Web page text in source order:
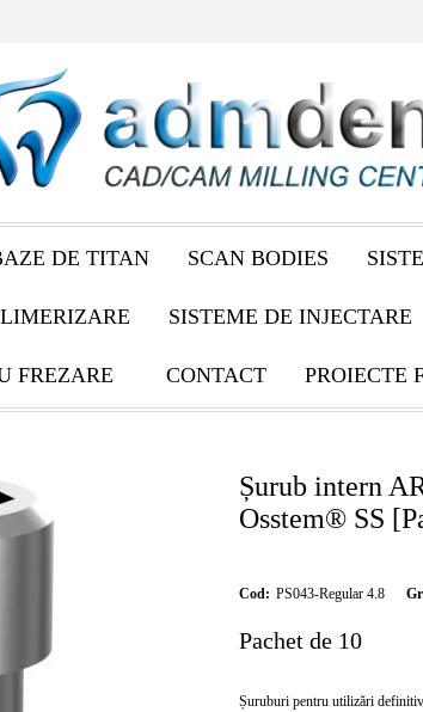
DE TITAN SCAN BODIES
SISTEME DE INJECTARE
FREZARE CONTACT PROIECTE
Șurub intern
Osstem® SS
Cod: PS043-Regular 4.8
Pachet de 10
Șuruburi pentru utilizări